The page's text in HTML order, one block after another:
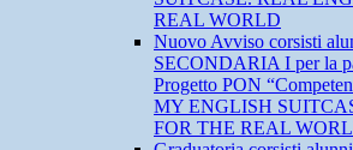
REAL WORLD
Nuovo Avviso corsisti
SECONDARIA I per la
Progetto PON
MY ENGLISH
FOR THE REAL